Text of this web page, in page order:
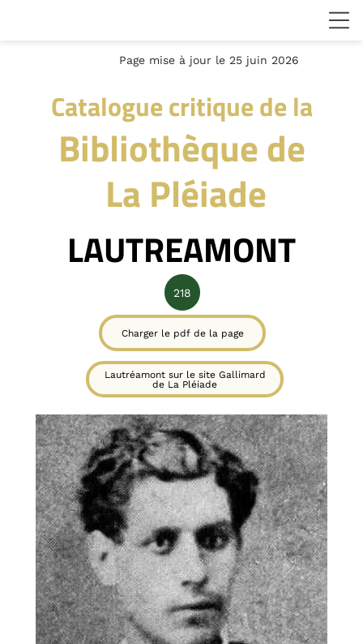
Catalogue critique de la
Bibliothèque de
La Pléiade
Page mise à jour le 25 juin 2026
LAUTREAMONT
218
Charger le pdf de la page
Lautréamont sur le site Gallimard
de La Pléiade